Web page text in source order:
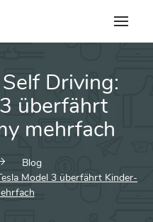
Driving:
überfährt
mehrfach
Blog
Model 3 überfährt Kinder-